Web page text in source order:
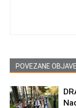
POVEZANE OBJAVE